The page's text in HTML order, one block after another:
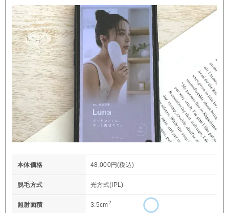
本体価格 48,000円(税込)
脱毛方式 光方式(IPL)
照射面積 3.5cm2